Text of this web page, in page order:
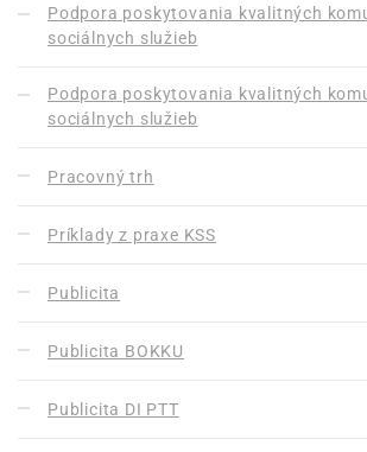
Podpora poskytovania kvalitných
sociálnych služieb
Podpora poskytovania kvalitných
sociálnych služieb
Pracovný trh
Príklady z praxe KSS
Publicita
Publicita BOKKU
Publicita DI PTT